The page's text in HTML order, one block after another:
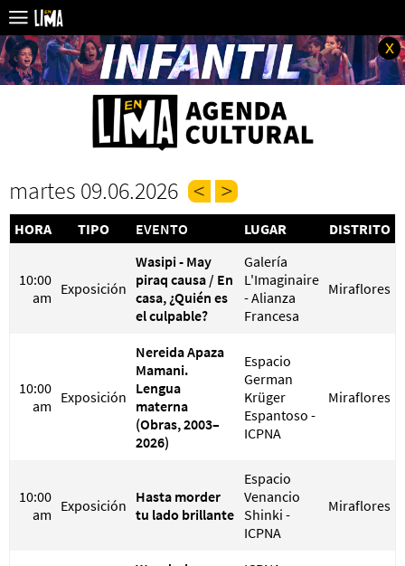
x
martes 09.06.2026
HORA TIPO EVENTO LUGAR DISTRITO
10:00
am Exposición
Wasipi - May
piraq causa / En
casa, ¿Quién es
el culpable?
Galería
L'Imaginaire
- Alianza
Francesa
Miraflores
10:00
am Exposición
Nereida Apaza
Mamani.
Lengua
materna
(Obras, 2003–
2026)
Espacio
German
Krüger
Espantoso -
ICPNA
Miraflores
10:00
am Exposición Hasta morder
tu lado brillante
Espacio
Venancio
Shinki -
ICPNA
Miraflores